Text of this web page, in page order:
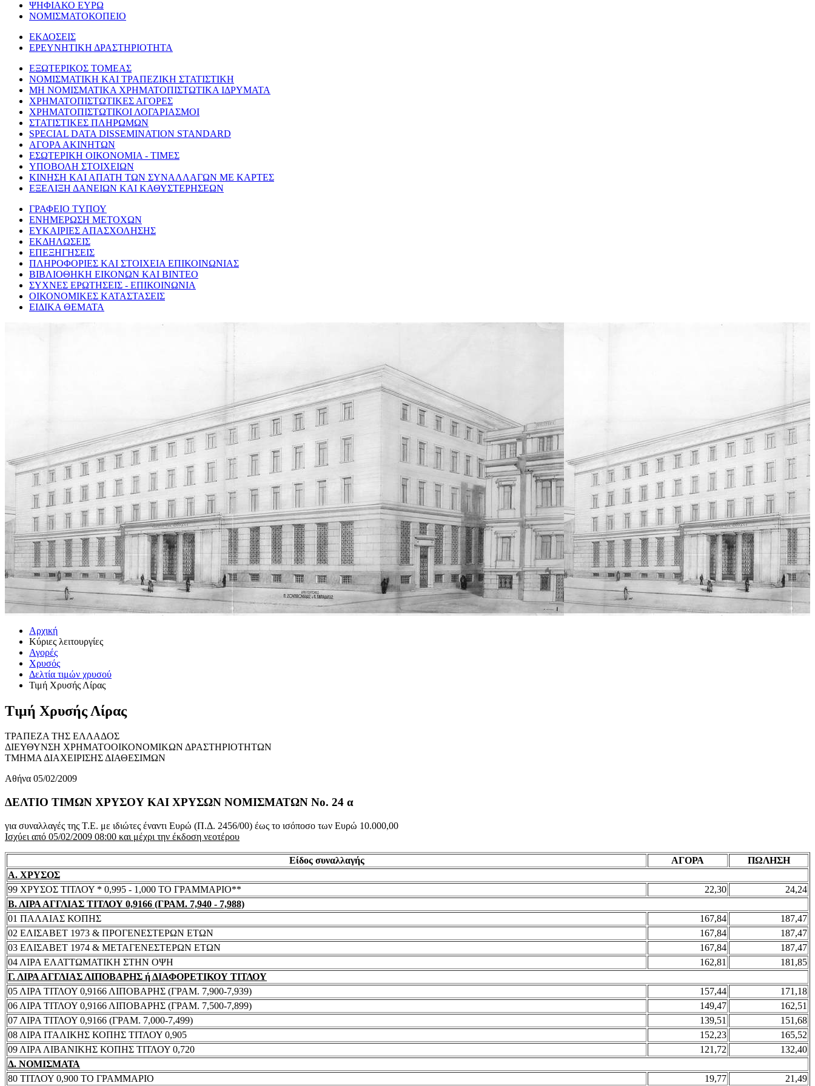
ΨΗΦΙΑΚΟ ΕΥΡΩ
ΝΟΜΙΣΜΑΤΟΚΟΠΕΙΟ
ΕΚΔΟΣΕΙΣ
ΕΡΕΥΝΗΤΙΚΗ ΔΡΑΣΤΗΡΙΟΤΗΤΑ
ΕΞΩΤΕΡΙΚΟΣ ΤΟΜΕΑΣ
ΝΟΜΙΣΜΑΤΙΚΗ ΚΑΙ ΤΡΑΠΕΖΙΚΗ ΣΤΑΤΙΣΤΙΚΗ
ΜΗ ΝΟΜΙΣΜΑΤΙΚΑ ΧΡΗΜΑΤΟΠΙΣΤΩΤΙΚΑ ΙΔΡΥΜΑΤΑ
ΧΡΗΜΑΤΟΠΙΣΤΩΤΙΚΕΣ ΑΓΟΡΕΣ
ΧΡΗΜΑΤΟΠΙΣΤΩΤΙΚΟΙ ΛΟΓΑΡΙΑΣΜΟΙ
ΣΤΑΤΙΣΤΙΚΕΣ ΠΛΗΡΩΜΩΝ
SPECIAL DATA DISSEMINATION STANDARD
ΑΓΟΡΑ ΑΚΙΝΗΤΩΝ
ΕΣΩΤΕΡΙΚΗ ΟΙΚΟΝΟΜΙΑ - ΤΙΜΕΣ
ΥΠΟΒΟΛΗ ΣΤΟΙΧΕΙΩΝ
ΚΙΝΗΣΗ ΚΑΙ ΑΠΑΤΗ ΤΩΝ ΣΥΝΑΛΛΑΓΩΝ ΜΕ ΚΑΡΤΕΣ
ΕΞΕΛΙΞΗ ΔΑΝΕΙΩΝ ΚΑΙ ΚΑΘΥΣΤΕΡΗΣΕΩΝ
ΓΡΑΦΕΙΟ ΤΥΠΟΥ
ΕΝΗΜΕΡΩΣΗ ΜΕΤΟΧΩΝ
ΕΥΚΑΙΡΙΕΣ ΑΠΑΣΧΟΛΗΣΗΣ
ΕΚΔΗΛΩΣΕΙΣ
ΕΠΕΞΗΓΗΣΕΙΣ
ΠΛΗΡΟΦΟΡΙΕΣ ΚΑΙ ΣΤΟΙΧΕΙΑ ΕΠΙΚΟΙΝΩΝΙΑΣ
ΒΙΒΛΙΟΘΗΚΗ ΕΙΚΟΝΩΝ ΚΑΙ ΒΙΝΤΕΟ
ΣΥΧΝΕΣ ΕΡΩΤΗΣΕΙΣ - ΕΠΙΚΟΙΝΩΝΙΑ
ΟΙΚΟΝΟΜΙΚΕΣ ΚΑΤΑΣΤΑΣΕΙΣ
ΕΙΔΙΚΑ ΘΕΜΑΤΑ
Αρχική
Κύριες λειτουργίες
Αγορές
Χρυσός
Δελτία τιμών χρυσού
Τιμή Χρυσής Λίρας
Τιμή Χρυσής Λίρας
ΤΡΑΠΕΖΑ ΤΗΣ ΕΛΛΑΔΟΣ
ΔΙΕΥΘΥΝΣΗ ΧΡΗΜΑΤΟΟΙΚΟΝΟΜΙΚΩΝ ΔΡΑΣΤΗΡΙΟΤΗΤΩΝ
ΤΜΗΜΑ ΔΙΑΧΕΙΡΙΣΗΣ ΔΙΑΘΕΣΙΜΩΝ
Αθήνα 05/02/2009
ΔΕΛΤΙΟ ΤΙΜΩΝ ΧΡΥΣΟΥ ΚΑΙ ΧΡΥΣΩΝ ΝΟΜΙΣΜΑΤΩΝ No. 24 α
για συναλλαγές της Τ.Ε. με ιδιώτες έναντι Ευρώ (Π.Δ. 2456/00) έως το ισόποσο των Ευρώ 10.000,00
Ισχύει από 05/02/2009 08:00 και μέχρι την έκδοση νεοτέρου
Είδος συναλλαγής ΑΓΟΡΑ
ΠΩΛΗΣΗ
Α. ΧΡΥΣΟΣ
99 ΧΡΥΣΟΣ ΤΙΤΛΟΥ * 0,995 - 1,000 ΤΟ ΓΡΑΜΜΑΡΙΟ**
22,30
24,24
Β. ΛΙΡΑ ΑΓΓΛΙΑΣ ΤΙΤΛΟΥ 0,9166 (ΓΡΑΜ. 7,940 - 7,988)
01 ΠΑΛΑΙΑΣ ΚΟΠΗΣ
167,84
187,47
02 ΕΛΙΣΑΒΕΤ 1973 & ΠΡΟΓΕΝΕΣΤΕΡΩΝ ΕΤΩΝ
167,84
187,47
03 ΕΛΙΣΑΒΕΤ 1974 & ΜΕΤΑΓΕΝΕΣΤΕΡΩΝ ΕΤΩΝ
167,84
187,47
04 ΛΙΡΑ ΕΛΑΤΤΩΜΑΤΙΚΗ ΣΤΗΝ ΟΨΗ
162,81
181,85
Γ. ΛΙΡΑ ΑΓΓΛΙΑΣ ΛΙΠΟΒΑΡΗΣ ή ΔΙΑΦΟΡΕΤΙΚΟΥ ΤΙΤΛΟΥ
05 ΛΙΡΑ ΤΙΤΛΟΥ 0,9166 ΛΙΠΟΒΑΡΗΣ (ΓΡΑΜ. 7,900-7,939)
157,44
171,18
06 ΛΙΡΑ ΤΙΤΛΟΥ 0,9166 ΛΙΠΟΒΑΡΗΣ (ΓΡΑΜ. 7,500-7,899)
149,47
162,51
07 ΛΙΡΑ ΤΙΤΛΟΥ 0,9166 (ΓΡΑΜ. 7,000-7,499)
139,51
151,68
08 ΛΙΡΑ ΙΤΑΛΙΚΗΣ ΚΟΠΗΣ ΤΙΤΛΟΥ 0,905
152,23
165,52
09 ΛΙΡΑ ΛΙΒΑΝΙΚΗΣ ΚΟΠΗΣ ΤΙΤΛΟΥ 0,720
121,72
132,40
Δ. ΝΟΜΙΣΜΑΤΑ
80 ΤΙΤΛΟΥ 0,900 ΤΟ ΓΡΑΜΜΑΡΙΟ
19,77 21,49